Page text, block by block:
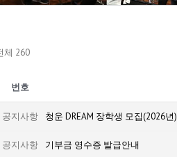
체 260
번호
공지사항 청운 DREAM 장학생 모집(2026년)
공지사항 기부금 영수증 발급안내